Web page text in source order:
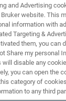
and Advertising
website. This
information with
Targeting &
them, you can
Share my personal
will disable any
you can open the
category of
to any third